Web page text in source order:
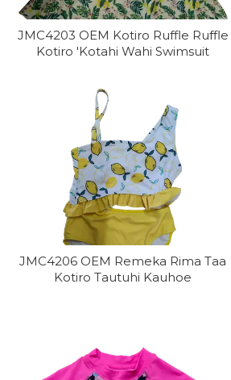
JMC4203 OEM Kotiro Ruffle Ruffle
Kotiro 'Kotahi Wahi Swimsuit
JMC4206 OEM Remeka Rima Taa
Kotiro Tautuhi Kauhoe